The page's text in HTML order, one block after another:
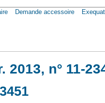
Demande accessoire
2013, n° 11-